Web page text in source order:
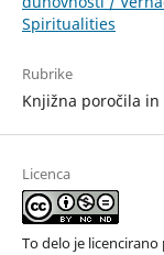
Spiritualities
Rubrike
Knjižna poročila in
Licenca
To delo je licencirano